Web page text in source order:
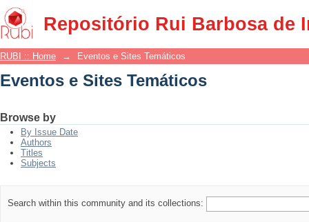
Repositório Rui Barbosa de
Eventos e Sites Temáticos
RUBI :: Home → Eventos e Sites Temáticos
Eventos e Sites Temáticos
Browse by
By Issue Date
Authors
Titles
Subjects
Search within this community and its collections: